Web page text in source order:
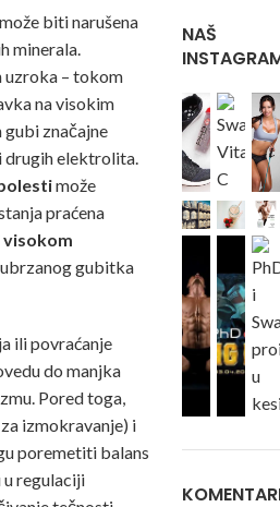
biti narušena
minerala.
uzroka – tokom
na visokim
značajne
drugih elektrolita.
može
praćena
gubitka
ili povraćanje
do manjka
Pored toga,
izmokravanje) i
poremetiti balans
regulaciji
NAŠ